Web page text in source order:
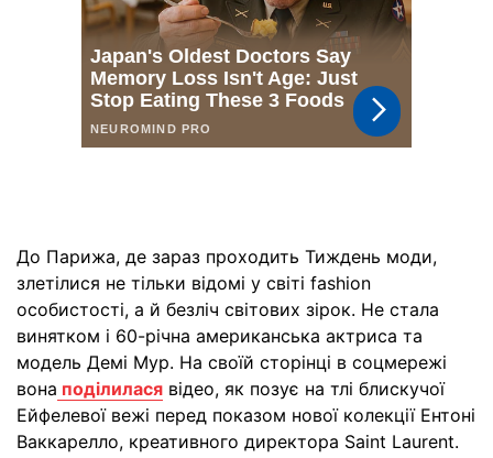
До Парижа, де зараз проходить Тиждень моди,
злетілися не тільки відомі у світі fashion
особистості, а й безліч світових зірок. Не стала
винятком і 60-річна американська актриса та
модель Демі Мур. На своїй сторінці в соцмережі
вона поділилася відео, як позує на тлі блискучої
Ейфелевої вежі перед показом нової колекції Ентоні
Ваккарелло, креативного директора Saint Laurent.